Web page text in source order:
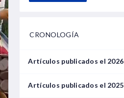
CRONOLOGÍA
Artículos publicados el 2026
Febrero
Artículos publicados el 2025